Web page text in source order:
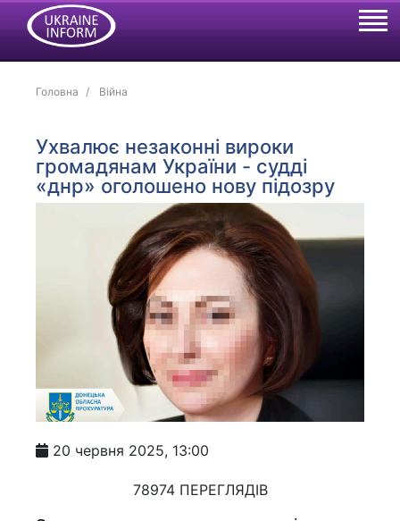
Головна Війна
Ухвалює незаконні вироки
громадянам України - судді
«днр» оголошено нову підозру
20 червня 2025, 13:00
78974 ПЕРЕГЛЯДІВ